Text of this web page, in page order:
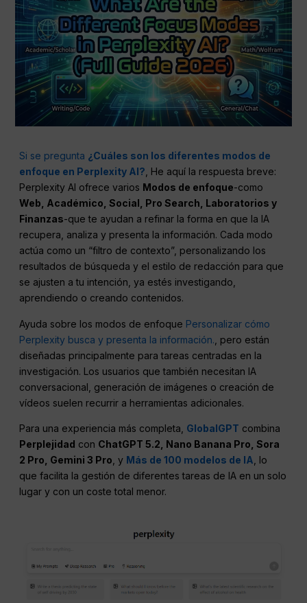
Si se pregunta ¿Cuáles son los diferentes modos de
enfoque en Perplexity AI? , He aquí la respuesta breve:
Perplexity AI ofrece varios Modos de enfoque-como
Web, Académico, Social, Pro Search, Laboratorios y
Finanzas-que te ayudan a refinar la forma en que la IA
recupera, analiza y presenta la información. Cada modo
actúa como un “filtro de contexto”, personalizando los
resultados de búsqueda y el estilo de redacción para que
se ajusten a tu intención, ya estés investigando,
aprendiendo o creando contenidos.
Ayuda sobre los modos de enfoque Personalizar cómo
Perplexity busca y presenta la información. , pero están
diseñadas principalmente para tareas centradas en la
investigación. Los usuarios que también necesitan IA
conversacional, generación de imágenes o creación de
vídeos suelen recurrir a herramientas adicionales.
Para una experiencia más completa, GlobalGPT combina
Perplejidad con ChatGPT 5.2, Nano Banana Pro, Sora
2 Pro, Gemini 3 Pro , y Más de 100 modelos de IA , lo
que facilita la gestión de diferentes tareas de IA en un solo
lugar y con un coste total menor.